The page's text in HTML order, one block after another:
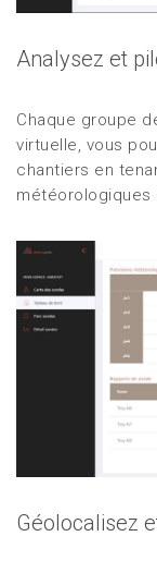
Analysez et
Chaque groupe
virtuelle, vous
chantiers en
météorologiques
Géolocalisez